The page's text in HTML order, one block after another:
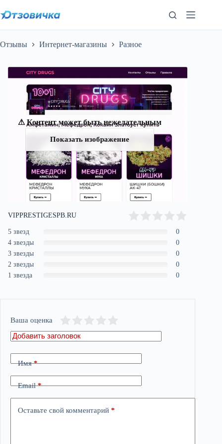
к
сути
Отзывы Интернет-магазины Разное
⚠ Контент может быть нежелательным
Показать изображение
VIPPRESTIGESPB.RU
5 звезд
0
4 звезды
0
3 звезды
0
2 звезды
0
1 звезда
0
Ваша оценка
Имя*
Email*
Оставьте свой комментарий *